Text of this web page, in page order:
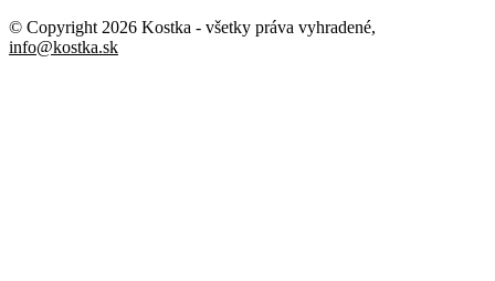
© Copyright 2026 Kostka - všetky práva vyhradené,
info@kostka.sk